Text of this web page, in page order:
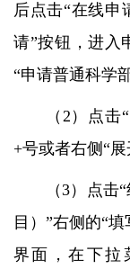
后点击“在线申
请”按钮，进入
“申请普通科学
（ 2 ）点击“
+号或者右侧“
（3）点击“
目） ”右侧的“填
界面，在下拉